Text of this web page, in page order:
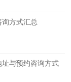
方式汇总
与预约咨询方式